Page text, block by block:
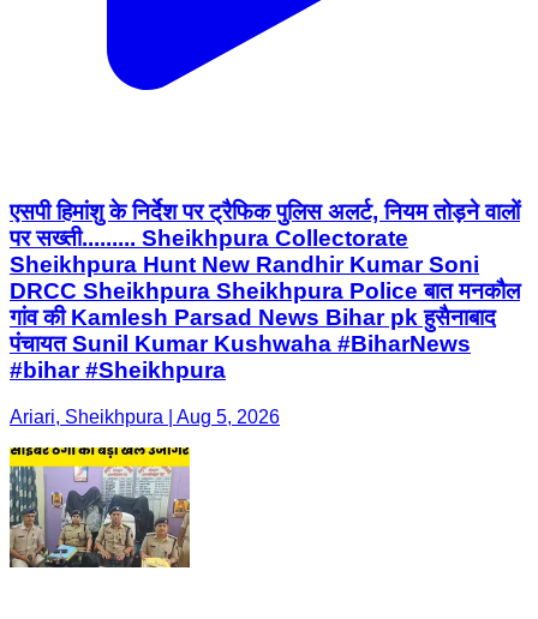
एसपी हिमांशु के निर्देश पर ट्रैफिक पुलिस अलर्ट, नियम तोड़ने वालों
पर सख्ती......... Sheikhpura Collectorate
Sheikhpura Hunt New Randhir Kumar Soni
DRCC Sheikhpura Sheikhpura Police बात मनकौल
गांव की Kamlesh Parsad News Bihar pk हुसैनाबाद
पंचायत Sunil Kumar Kushwaha #BiharNews
#bihar #Sheikhpura
Ariari, Sheikhpura | Aug 5, 2026